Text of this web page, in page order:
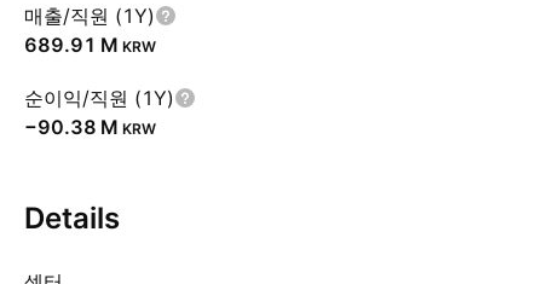
매출/직원 (1Y)
‪689.91 M‬ KRW
순이익/직원 (1Y)
‪−90.38 M‬ KRW
Details